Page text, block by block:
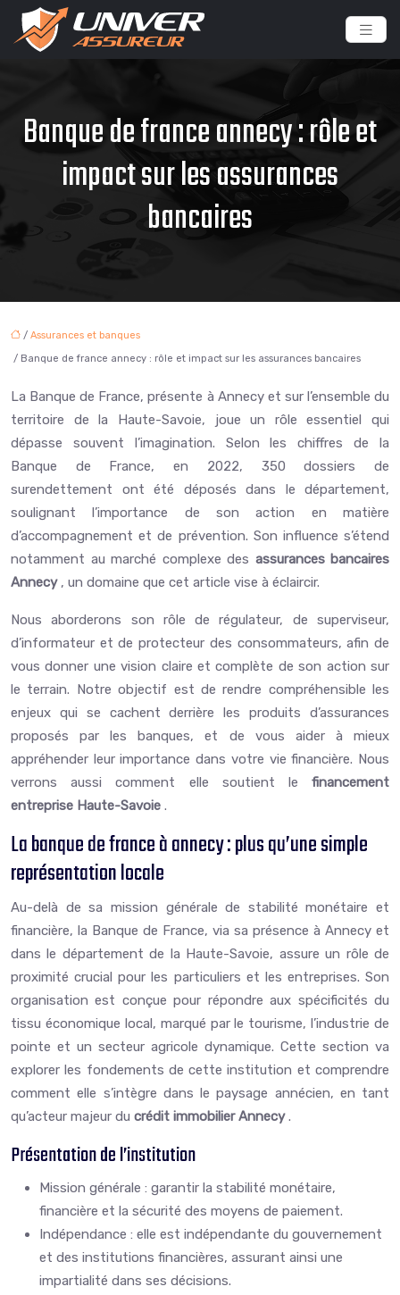
Banque de france annecy : rôle et
impact sur les assurances
bancaires
/ Assurances et banques
/ Banque de france annecy : rôle et impact sur les assurances bancaires
La Banque de France, présente à Annecy et sur l’ensemble du
territoire de la Haute-Savoie, joue un rôle essentiel qui
dépasse souvent l’imagination. Selon les chiffres de la
Banque de France, en 2022, 350 dossiers de
surendettement ont été déposés dans le département,
soulignant l’importance de son action en matière
d’accompagnement et de prévention. Son influence s’étend
notamment au marché complexe des assurances bancaires
Annecy , un domaine que cet article vise à éclaircir.
Nous aborderons son rôle de régulateur, de superviseur,
d’informateur et de protecteur des consommateurs, afin de
vous donner une vision claire et complète de son action sur
le terrain. Notre objectif est de rendre compréhensible les
enjeux qui se cachent derrière les produits d’assurances
proposés par les banques, et de vous aider à mieux
appréhender leur importance dans votre vie financière. Nous
verrons aussi comment elle soutient le financement
entreprise Haute-Savoie .
La banque de france à annecy : plus qu’une simple
représentation locale
Au-delà de sa mission générale de stabilité monétaire et
financière, la Banque de France, via sa présence à Annecy et
dans le département de la Haute-Savoie, assure un rôle de
proximité crucial pour les particuliers et les entreprises. Son
organisation est conçue pour répondre aux spécificités du
tissu économique local, marqué par le tourisme, l’industrie de
pointe et un secteur agricole dynamique. Cette section va
explorer les fondements de cette institution et comprendre
comment elle s’intègre dans le paysage annécien, en tant
qu’acteur majeur du crédit immobilier Annecy.
Présentation de l’institution
Mission générale : garantir la stabilité monétaire,
financière et la sécurité des moyens de paiement.
Indépendance : elle est indépendante du gouvernement
et des institutions financières, assurant ainsi une
impartialité dans ses décisions.